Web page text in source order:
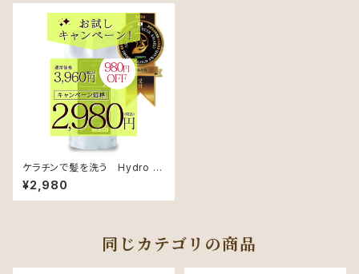
ケラチンで髪を洗う Hydro C
are Shampoo（アップル&ジャ
スミンの香り）【ハリコシケア用】
【リフィル】
¥2,980
同じカテゴリの商品